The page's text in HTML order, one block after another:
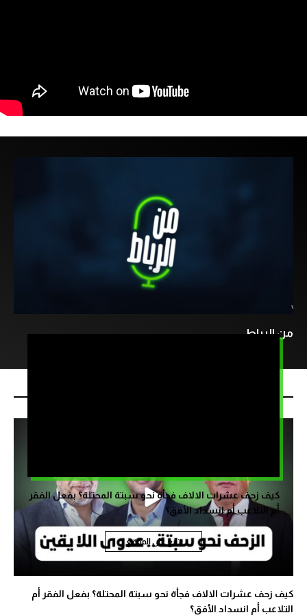
كيف زحف عشرات الالاف فجأة نحو سبتة المحتلة؟ بفعل الفقر
أم التلاعب أم انسداد الأفق؟
تابع على الموقع
من الرباط
كيف زحف عشرات الالاف فجأة نحو سبتة المحتلة؟ بفعل الفقر أم
التلاعب أم انسداد الأفق؟